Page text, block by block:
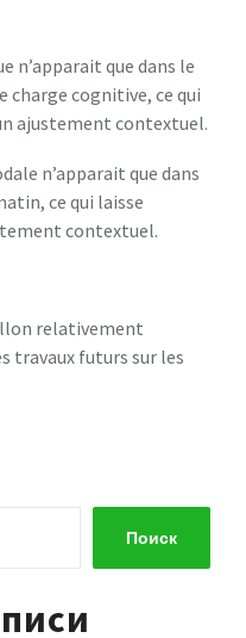
n’apparait que dans le
charge cognitive, ce qui
ajustement contextuel.
n’apparait que dans
ce qui laisse
contextuel.
relativement
travaux futurs sur les
Поиск